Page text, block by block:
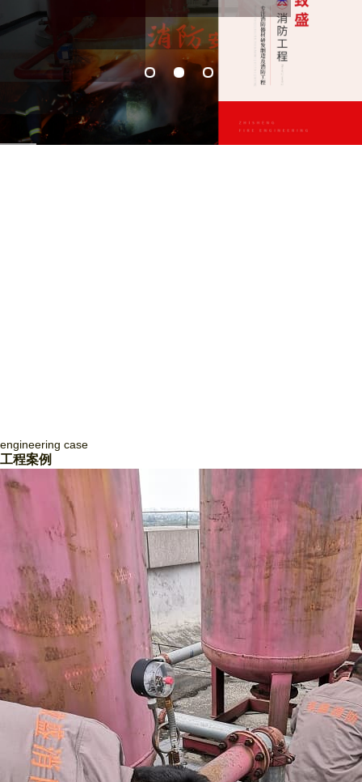
四川致盛消防工程有限公司
四川致盛消防工程有限公司，成立于2017年3月，2018年1月經四川省住
房和城鄉建設廳批準，獲得消防設施工程專業承包貳級資質和防水防腐保
溫工程專業承包貳級資質，并于2018年3月取得《 生產許可證》，隨后
取得了質量管理體系證書ISO9001和信用等級3A證書。四川致盛消防工
程有限公司是一家專業從事消防系統工程施工、消防系統運行咨詢和管
理、消防系統運行狀態監測、消防系統故障維修和整改、消防系統設備維
護保養為一體的專業施工企… ...
Read More
engineering case
工程案例